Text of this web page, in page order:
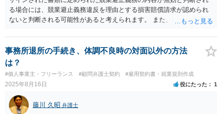
る場合には、競業避止義務違反を理由とする損害賠償請求が認められ
ないと判断される可能性があると考えられます。 また、退職後に訴え
がありますので、会社がご相談者様の事業が競業避止義務条項に違反
すると考えた場合には、提訴する可能性があります（提訴された際に
競業避止義務の有効性について争うことになります。）。 なお、そも
そも競業避止義務条項の有効性については、憲法上の職業選択の自由
の観点から厳しく判断される傾向にあります。 有効性の判断について
は、主に、退職する従業員の地位、会社に守るべき利益があるか否
か、競業禁止の期間、地域的制限の範囲、禁止される競業行為の範
囲、代償措置の有無という要素を総合的に考慮して判断されていま
事務所退所の手続き、体調不良時の対面以外の方法
は？
#個人事業主・フリーランス #顧問弁護士契約 #雇用契約書・就業規則作成
2025年8月16日 役にたった 1
藤川 久昭 弁護士